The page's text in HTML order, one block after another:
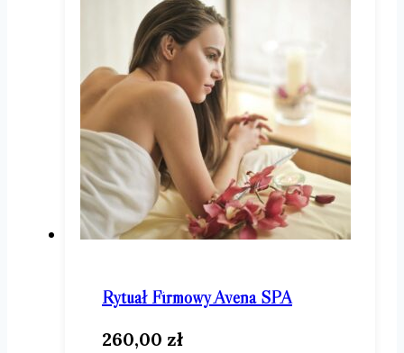
Rytuał Firmowy Avena SPA
260,00 zł